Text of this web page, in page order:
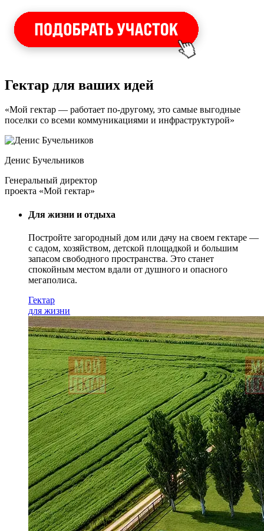
Гектар для ваших идей
«Мой гектар — работает по-другому, это самые выгодные
поселки со всеми коммуникациями и инфраструктурой»
Денис Бучельников
Генеральный директор
проекта «Мой гектар»
Для жизни и отдыха
Постройте загородный дом или дачу на своем гектаре —
с садом, хозяйством, детской площадкой и большим
запасом свободного пространства. Это станет
спокойным местом вдали от душного и опасного
мегаполиса.
Гектар
для жизни